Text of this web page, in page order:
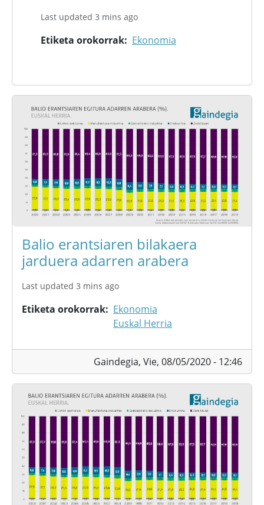
Last updated 3 mins ago
Etiketa orokorrak Ekonomia
Balio erantsiaren bilakaera
jarduera adarren arabera
Last updated 3 mins ago
Etiketa orokorrak
Ekonomia
Euskal Herria
Gaindegia, Vie, 08/05/2020 - 12:46